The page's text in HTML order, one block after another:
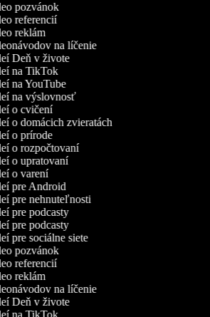
pozvánok
referencií
reklám
na líčenie
Deň v živote
na TikTok
na YouTube
na výslovnosť
o cvičení
o domácich zvieratách
o prírode
o rozpočtovaní
o upratovaní
o varení
pre Android
pre nehnuteľnosti
pre podcasty
pre podcasty
pre sociálne siete
pozvánok
referencií
reklám
na líčenie
Deň v živote